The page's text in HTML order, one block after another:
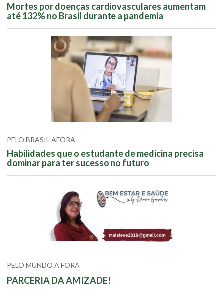
Mortes por doenças cardiovasculares aumentam
até 132% no Brasil durante a pandemia
PELO BRASIL AFORA
Habilidades que o estudante de medicina precisa
dominar para ter sucesso no futuro
PELO MUNDO A FORA
PARCERIA DA AMIZADE!